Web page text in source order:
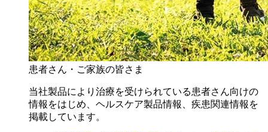
患者さん・ご家族の皆さま
当社製品により治療を受けられている患者さん向けの
情報をはじめ、ヘルスケア製品情報、疾患関連情報を
掲載しています。